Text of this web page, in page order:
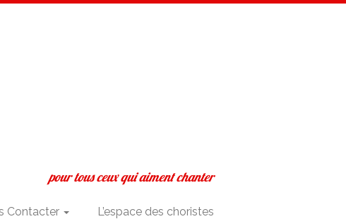
pour tous ceux qui aiment chanter
Contacter L’espace des choristes